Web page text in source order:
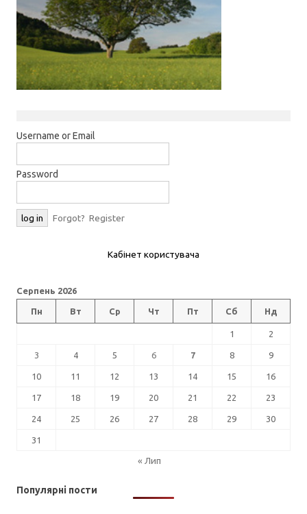
Username or Email
Password
Forgot? Register
Кабінет користувача
Серпень 2026
Пн Вт Ср Чт Пт Сб Нд
1 2
3 4 5 6 7 8 9
10 11 12 13 14 15 16
17 18 19 20 21 22 23
24 25 26 27 28 29 30
31
« Лип
Популярні пости